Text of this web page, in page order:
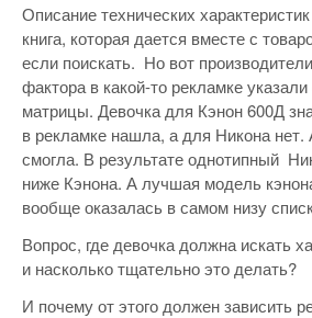
Описание технических
книга, которая дается вместе с
если поискать. Но вот
фактора в какой-то рекламке
матрицы. Девочка для Кэнон 600Д
в рекламке нашла, а для Никона нет.
смогла. В результате однотипный
ниже Кэнона. А лучшая модель
вообще оказалась в самом низу
Вопрос, где девочка должна искать
и насколько тщательно это делать?
И почему от этого должен зависить